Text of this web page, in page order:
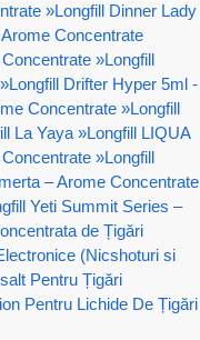
»Longfill Dinner Lady
Concentrate
»Longfill
»Longfill Drifter Hyper 5ml -
Concentrate »Longfill
La Yaya »Longfill LIQUA
»Longfill
– Arome Concentrate
Yeti Summit Series –
de Țigări
(Nicshoturi si
Pentru Țigări
Pentru Lichide De Țigări